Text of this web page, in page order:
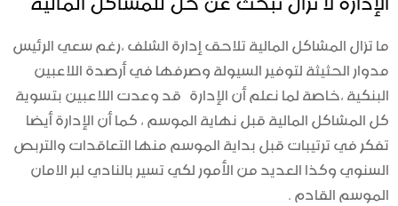
ما تزال المشاكل المالية تلاحق إدارة الشلف ،رغم سعي الرئيس
مدوار الحثيثة لتوفير السيولة وصرفها في أرصدة اللاعبين
البنكية ،خاصة لما نعلم أن الإدارة قد وعدت اللاعبين بتسوية
كل المشاكل المالية قبل نهاية الموسم ، كما أن الإدارة أيضا
تفكر في ترتيبات قبل بداية الموسم منها التعاقدات والتربص
السنوي وكذا العديد من الأمور لكي تسير بالنادي لبر الامان
الموسم القادم .